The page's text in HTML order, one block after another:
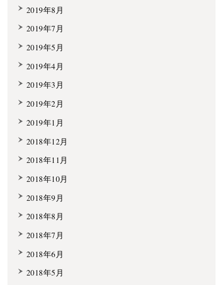
2019年8月
2019年7月
2019年5月
2019年4月
2019年3月
2019年2月
2019年1月
2018年12月
2018年11月
2018年10月
2018年9月
2018年8月
2018年7月
2018年6月
2018年5月